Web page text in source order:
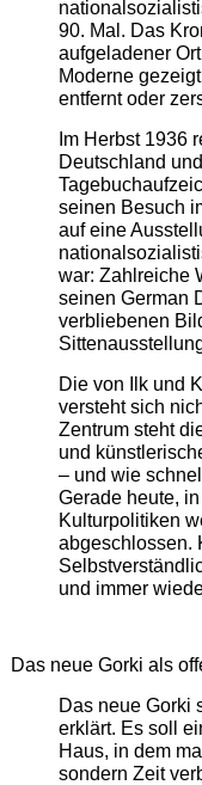
90. Mal. Das
aufgeladener
Moderne
entfernt oder
Im Herbst 1936
Deutschland
seinen Besuch
auf eine
war: Zahlreiche
seinen German
verbliebenen
Die von Ilk und
versteht sich
Zentrum steht
und
– und wie
Gerade heute,
Kulturpolitiken
abgeschlossen.
und immer
Das neue Gorki als
Das neue Gorki
erklärt. Es soll
Haus, in dem
sondern Zeit